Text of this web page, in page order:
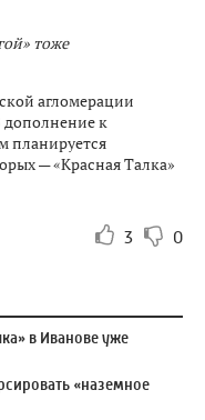
тоже
агломерации
к
— «Красная Талка»
3 0
в Иванове уже
«наземное